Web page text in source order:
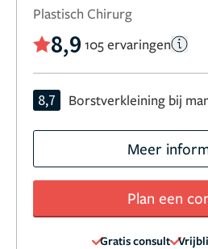
Plastisch Chirurg
8,9 105 ervaringen
8,7 Borstverkleining bij
Meer
Plan een
Gratis consult